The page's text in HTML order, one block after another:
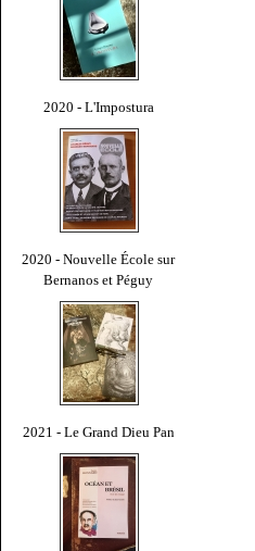
2020 - L'Impostura
2020 - Nouvelle École sur
Bernanos et Péguy
2021 - Le Grand Dieu Pan